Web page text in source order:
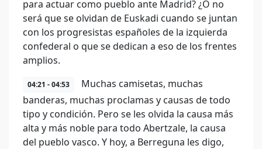
para actuar como pueblo ante Madrid? ¿O no
será que se olvidan de Euskadi cuando se juntan
con los progresistas españoles de la izquierda
confederal o que se dedican a eso de los frentes
amplios.
04:21 - 04:53
Muchas camisetas, muchas
banderas, muchas proclamas y causas de todo
tipo y condición. Pero se les olvida la causa más
alta y más noble para todo Abertzale, la causa
del pueblo vasco. Y hoy, a Berreguna les digo,